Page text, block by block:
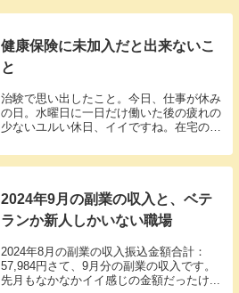
健康保険に未加入だと出来ないこ
と
治験で思い出したこと。今日、仕事が休み
の日。水曜日に一日だけ働いた後の疲れの
少ないユルい休日、イイですね。在宅の仕
2024年9月の副業の収入と、ベテ
ランか新人しかいない職場
2024年8月の副業の収入振込金額合計：
57,984円さて、9月分の副業の収入です。
先月もなかなかイイ感じの金額だったけ...